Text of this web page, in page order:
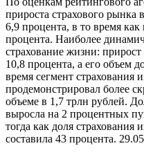
прироста страхового рынка
6,9 процента, в то время
процента. Наиболее
страхование жизни: прирост
10,8 процента, а его объем
время сегмент страхования
продемонстрировал более
объеме в 1,7 трлн рублей.
выросла на 2 процентных
тогда как доля страхования
составила 43 процента.